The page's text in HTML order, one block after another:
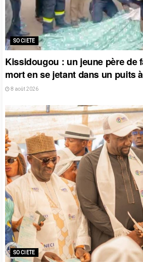
SOCIETE
Kissidougou : un jeune père de
mort en se jetant dans un puits
8 août 2026
SOCIETE